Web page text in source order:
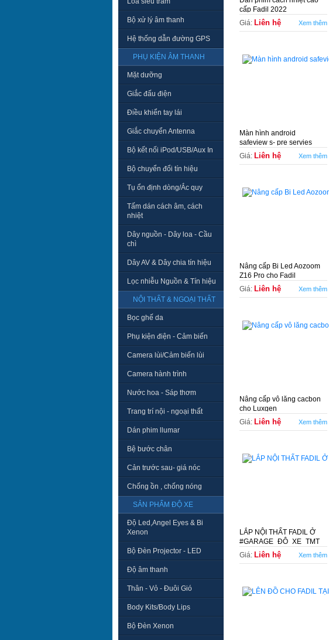
Bộ xử lý âm thanh
Hệ thống dẫn đường GPS
PHỤ KIỆN ÂM THANH
Mặt dưỡng
Giắc đấu điện
Điều khiển tay lái
Giắc chuyển Antenna
Bộ kết nối iPod/USB/Aux In
Bộ chuyển đổi tín hiệu
Tụ ổn định dòng/Ắc quy
Tấm dán cách âm, cách
nhiệt
Dây nguồn - Dây loa - Cầu
chì
Dây AV & Dây chia tín hiệu
Lọc nhiễu Nguồn & Tín hiệu
NỘI THẤT & NGOẠI THẤT
Bọc ghế da
Phụ kiện điện - Cảm biến
Camera lùi/Cảm biến lùi
Camera hành trình
Nước hoa - Sáp thơm
Trang trí nội - ngoại thất
Dán phim llumar
Bệ bước chân
Cản trước sau- giá nóc
Chống ồn , chống nóng
SẢN PHẨM ĐỘ XE
Độ Led,Angel Eyes & Bi
Xenon
Bộ Đèn Projector - LED
Độ âm thanh
Thân - Vỏ - Đuôi Gió
Body Kits/Body Lips
Bộ Đèn Xenon
cấp Fadil 2022
Giá: Liên hệ Xem thêm
Màn hình android
safeview s- pre servies
Giá: Liên hệ Xem thêm
Nâng cấp Bi Led Aozoom
Z16 Pro cho Fadil
Giá: Liên hệ Xem thêm
Nâng cấp vô lăng cacbon
cho Luxgen
Giá: Liên hệ Xem thêm
LẮP NỘI THẤT FADIL Ở
#GARAGE_ĐỘ_XE_TMT
Giá: Liên hệ Xem thêm